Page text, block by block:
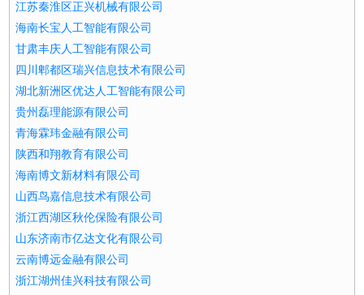
江苏秦淮区正兴机械有限公司
海南长宝人工智能有限公司
甘肃丰庆人工智能有限公司
四川郫都区瑞兴信息技术有限公司
湖北新洲区优达人工智能有限公司
贵州磊理能源有限公司
青海霖玮金融有限公司
陕西和翔教育有限公司
海南博文新材料有限公司
山西鸟嘉信息技术有限公司
浙江西湖区秋伦保险有限公司
山东济南市亿达文化有限公司
云南博远金融有限公司
浙江湖州佳兴科技有限公司